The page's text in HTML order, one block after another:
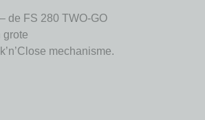
de FS 280 TWO-GO
grote
mechanisme.